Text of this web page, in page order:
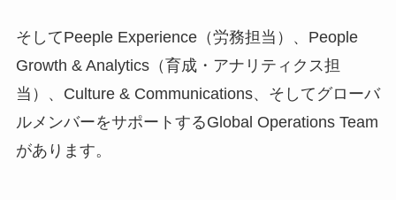
そしてPeeple Experience（労務担当）、People
Growth & Analytics（育成・アナリティクス担
当）、Culture & Communications、そしてグローバ
ルメンバーをサポートするGlobal Operations Team
があります。